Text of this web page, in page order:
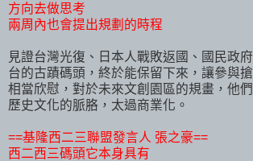
方向去做思考
兩周內也會提出規劃的時程
見證台灣光復、日本人戰敗返國、國民政
台的古蹟碼頭，終於能保留下來，讓參與
相當欣慰，對於未來文創園區的規畫，他
歷史文化的脈胳，太過商業化。
==基隆西二三聯盟發言人 張之豪==
西二西三碼頭它本身具有